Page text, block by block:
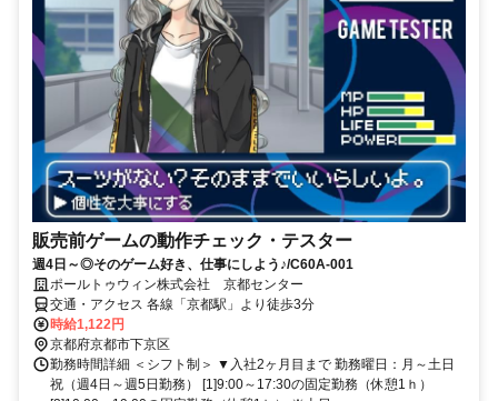
販売前ゲームの動作チェック・テスター
週4日～◎そのゲーム好き、仕事にしよう♪/C60A-001
ポールトゥウィン株式会社 京都センター
交通・アクセス 各線「京都駅」より徒歩3分
時給1,122円
京都府京都市下京区
勤務時間詳細 ＜シフト制＞ ▼入社2ヶ月目まで 勤務曜日：月～土日
祝（週4日～週5日勤務） [1]9:00～17:30の固定勤務（休憩1ｈ）